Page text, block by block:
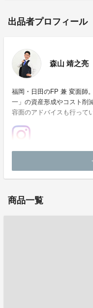
出品者プロフィール
森山 靖之亮
福岡・日田のFP 兼 変面師
一」の資産形成やコスト削
容面のアドバイスも行って
商品一覧